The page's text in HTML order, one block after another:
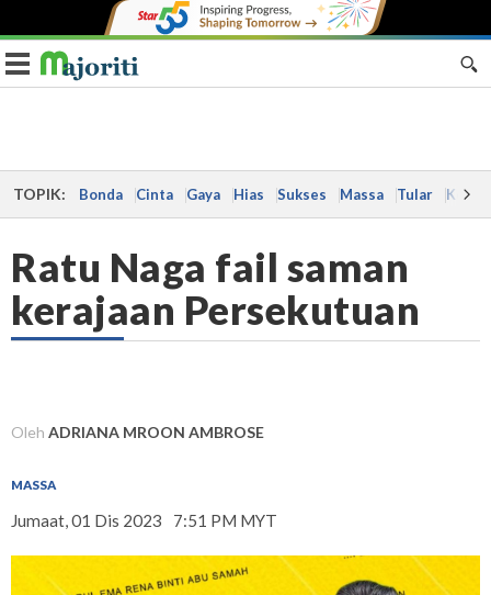
Toggle navigation
TOPIK: Bonda Cinta Gaya Hias Sukses Massa Tular Kes
Ratu Naga fail saman
kerajaan Persekutuan
Oleh ADRIANA MROON AMBROSE
MASSA
Jumaat, 01 Dis 2023 7:51 PM MYT